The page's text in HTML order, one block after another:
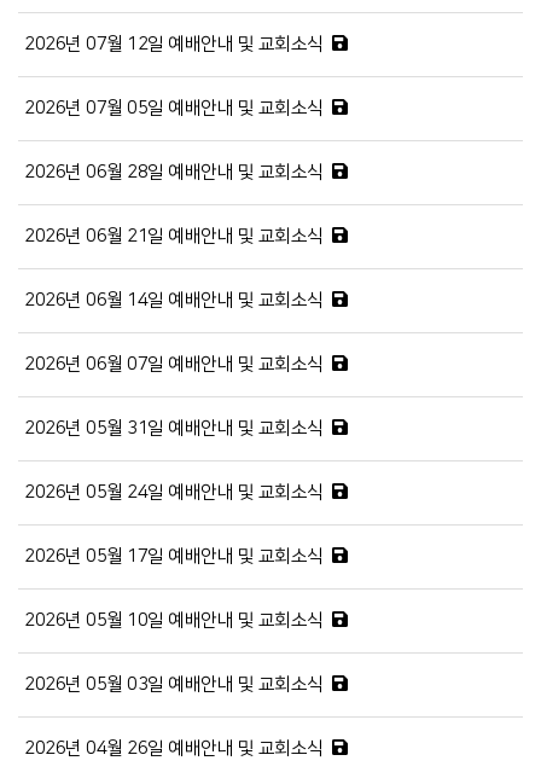
2026년 07월 12일 예배안내 및 교회소식
2026년 07월 05일 예배안내 및 교회소식
2026년 06월 28일 예배안내 및 교회소식
2026년 06월 21일 예배안내 및 교회소식
2026년 06월 14일 예배안내 및 교회소식
2026년 06월 07일 예배안내 및 교회소식
2026년 05월 31일 예배안내 및 교회소식
2026년 05월 24일 예배안내 및 교회소식
2026년 05월 17일 예배안내 및 교회소식
2026년 05월 10일 예배안내 및 교회소식
2026년 05월 03일 예배안내 및 교회소식
2026년 04월 26일 예배안내 및 교회소식